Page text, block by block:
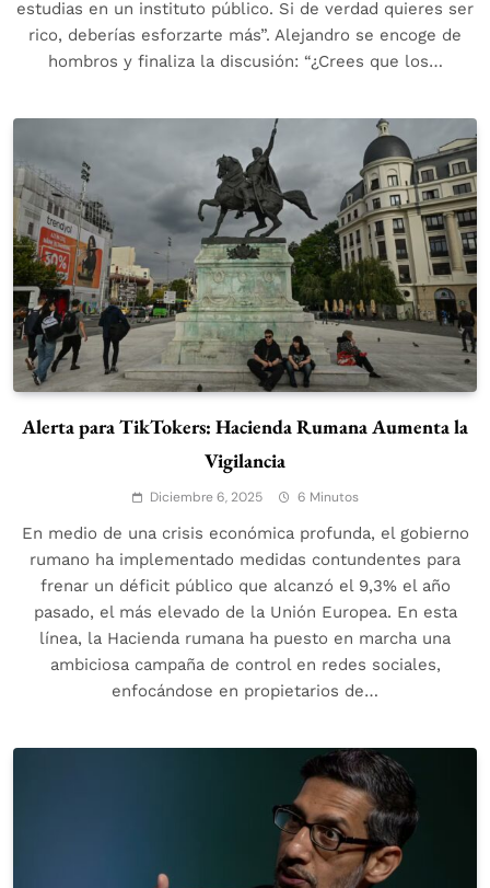
estudias en un instituto público. Si de verdad quieres ser
rico, deberías esforzarte más”. Alejandro se encoge de
hombros y finaliza la discusión: “¿Crees que los…
Alerta para TikTokers: Hacienda Rumana Aumenta la
Vigilancia
Diciembre 6, 2025 6 Minutos
En medio de una crisis económica profunda, el gobierno
rumano ha implementado medidas contundentes para
frenar un déficit público que alcanzó el 9,3% el año
pasado, el más elevado de la Unión Europea. En esta
línea, la Hacienda rumana ha puesto en marcha una
ambiciosa campaña de control en redes sociales,
enfocándose en propietarios de…